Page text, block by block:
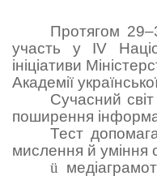
Протягом
участь у IV
ініціативи
Академії
Сучасний
поширення
Тест
мислення й уміння
ü